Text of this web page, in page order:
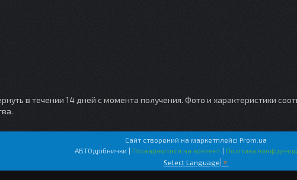
в течении 14 дней с момента получения. Фото и характеристики
Сайт створений на маркетплейсі Prom.ua
АВТОдрібнички | Поскаржитися на контент | Політика
Select Language ▼